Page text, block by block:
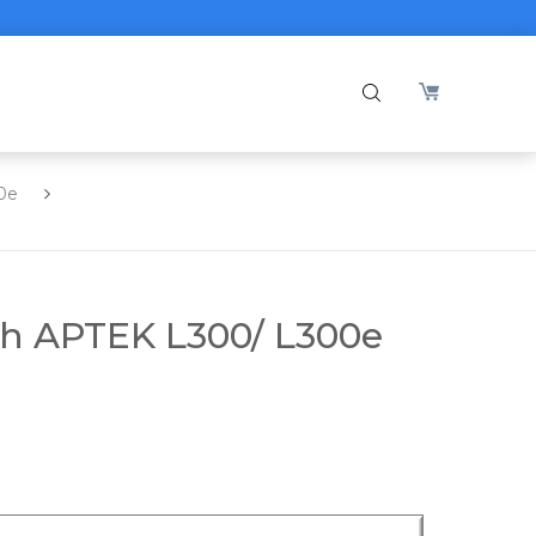
APTEK L300/ L300e